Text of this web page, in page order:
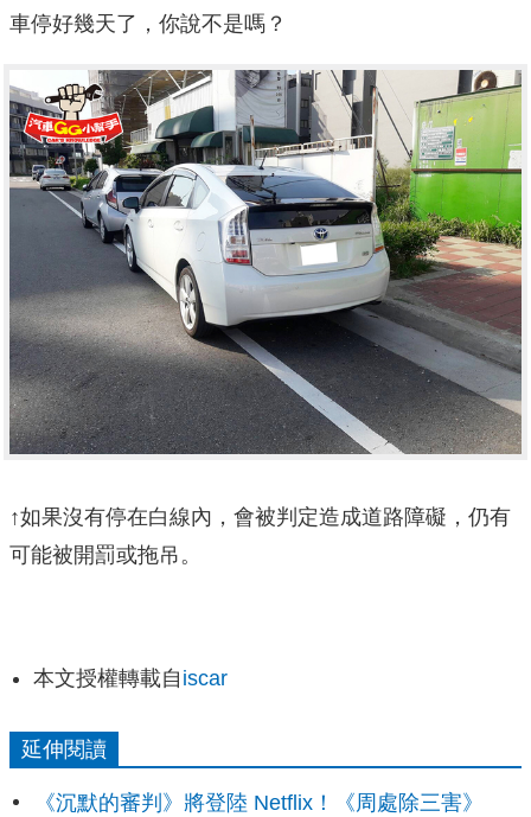
車停好幾天了，你說不是嗎？
↑如果沒有停在白線內，會被判定造成道路障礙，仍有
可能被開罰或拖吊。
本文授權轉載自 iscar
延伸閱讀
《沉默的審判》將登陸 Netflix！《周處除三害》